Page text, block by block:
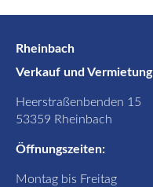
Rheinbach
Verkauf und Vermietung
Heerstraßenbenden 15
53359 Rheinbach
Öffnungszeiten:
Montag bis Freitag